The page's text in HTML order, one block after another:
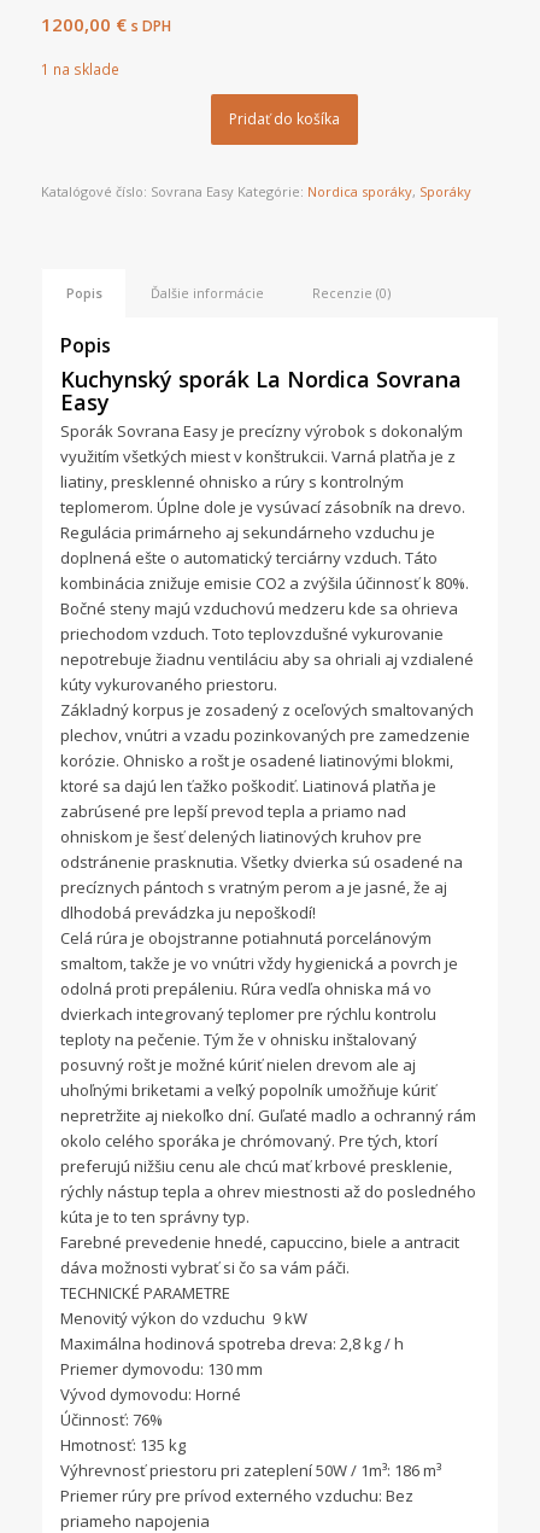
1200,00 € s DPH
1 na sklade
Pridať do košíka
Katalógové číslo: Sovrana Easy Kategórie: Nordica sporáky, Sporáky
Popis Ďalšie informácie Recenzie (0)
Popis
Kuchynský sporák La Nordica Sovrana
Easy
Sporák Sovrana Easy je precízny výrobok s dokonalým
využitím všetkých miest v konštrukcii. Varná platňa je z
liatiny, presklenné ohnisko a rúry s kontrolným
teplomerom. Úplne dole je vysúvací zásobník na drevo.
Regulácia primárneho aj sekundárneho vzduchu je
doplnená ešte o automatický terciárny vzduch. Táto
kombinácia znižuje emisie CO2 a zvýšila účinnosť k 80%.
Bočné steny majú vzduchovú medzeru kde sa ohrieva
priechodom vzduch. Toto teplovzdušné vykurovanie
nepotrebuje žiadnu ventiláciu aby sa ohriali aj vzdialené
kúty vykurovaného priestoru.
Základný korpus je zosadený z oceľových smaltovaných
plechov, vnútri a vzadu pozinkovaných pre zamedzenie
korózie. Ohnisko a rošt je osadené liatinovými blokmi,
ktoré sa dajú len ťažko poškodiť. Liatinová platňa je
zabrúsené pre lepší prevod tepla a priamo nad
ohniskom je šesť delených liatinových kruhov pre
odstránenie prasknutia. Všetky dvierka sú osadené na
precíznych pántoch s vratným perom a je jasné, že aj
dlhodobá prevádzka ju nepoškodí!
Celá rúra je obojstranne potiahnutá porcelánovým
smaltom, takže je vo vnútri vždy hygienická a povrch je
odolná proti prepáleniu. Rúra vedľa ohniska má vo
dvierkach integrovaný teplomer pre rýchlu kontrolu
teploty na pečenie. Tým že v ohnisku inštalovaný
posuvný rošt je možné kúriť nielen drevom ale aj
uhoľnými briketami a veľký popolník umožňuje kúriť
nepretržite aj niekoľko dní. Guľaté madlo a ochranný rám
okolo celého sporáka je chrómovaný. Pre tých, ktorí
preferujú nižšiu cenu ale chcú mať krbové presklenie,
rýchly nástup tepla a ohrev miestnosti až do posledného
kúta je to ten správny typ.
Farebné prevedenie hnedé, capuccino, biele a antracit
dáva možnosti vybrať si čo sa vám páči.
TECHNICKÉ PARAMETRE
Menovitý výkon do vzduchu 9 kW
Maximálna hodinová spotreba dreva: 2,8 kg / h
Priemer dymovodu: 130 mm
Vývod dymovodu: Horné
Účinnosť: 76%
Hmotnosť: 135 kg
Výhrevnosť priestoru pri zateplení 50W / 1m³: 186 m³
Priemer rúry pre prívod externého vzduchu: Bez
priameho napojenia